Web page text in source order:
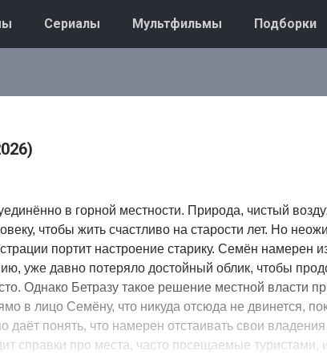
Сериалы Мультфильмы Подборки
в горной местности. Природа, чистый
чтобы жить счастливо на старости лет. Но
портит настроение старику. Семён намерен
уже давно потеряло достойный облик, чтобы
Однако Бетразу такое решение местной власти
в лицо Семёну, что никуда отсюда не двинется,
даёт понять, что намерен отстаивать свои
справки про места, часто посещаемые туристами,